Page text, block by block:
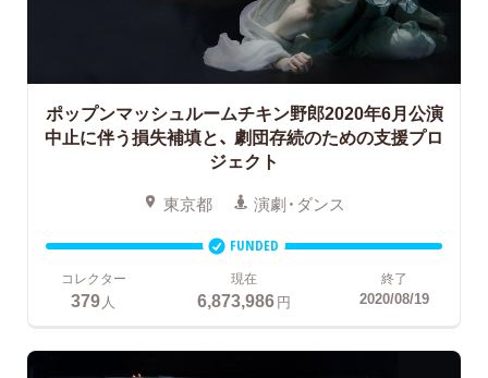
ポップンマッシュルームチキン野郎2020年6月公演
中止に伴う損失補填と、 劇団存続のための支援プロ
ジェクト
東京都 演劇・ダンス
FUNDED
コレクター
379 人
現在
6,873,986円
終了
2020/08/19